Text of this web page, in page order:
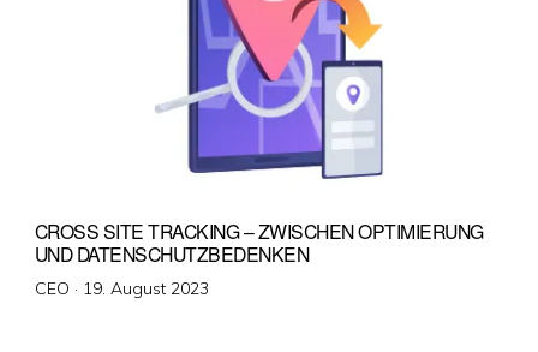
CROSS SITE TRACKING – ZWISCHEN OPTIMIERUNG
UND DATENSCHUTZBEDENKEN
CEO · Veröffentlicht
19. August 2023